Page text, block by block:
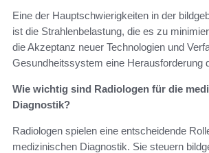
Eine der Hauptschwierigkeiten in der
ist die Strahlenbelastung, die es zu
die Akzeptanz neuer Technologien und
Gesundheitssystem eine Herausforderung
Wie wichtig sind Radiologen für die
Diagnostik?
Radiologen spielen eine entscheidende
medizinischen Diagnostik. Sie steuern